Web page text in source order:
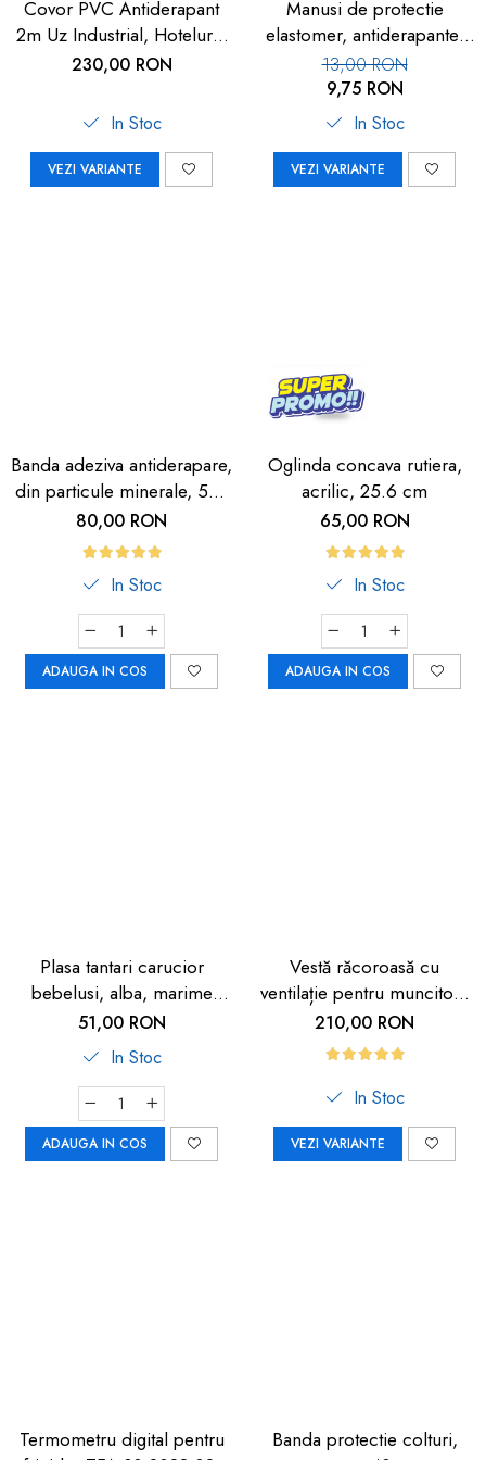
Covor PVC Antiderapant
2m Uz Industrial, Hoteluri |
Carboysafey
230,00 RON
In Stoc
VEZI VARIANTE
Manusi de protectie
elastomer, antiderapante,
set 100 buc
13,00 RON
9,75 RON
In Stoc
VEZI VARIANTE
Banda adeziva antiderapare,
din particule minerale, 5m,
neagra cu dunga
fosforescenta
80,00 RON
In Stoc
ADAUGA IN COS
Oglinda concava rutiera,
acrilic, 25.6 cm
65,00 RON
In Stoc
ADAUGA IN COS
Plasa tantari carucior
bebelusi, alba, marime
universala, Reer BiteSafe
51,00 RON
In Stoc
ADAUGA IN COS
Vestă răcoroasă cu
ventilație pentru muncitori,
sportivi și HORECA
210,00 RON
In Stoc
VEZI VARIANTE
Termometru digital pentru
Banda protectie colturi,